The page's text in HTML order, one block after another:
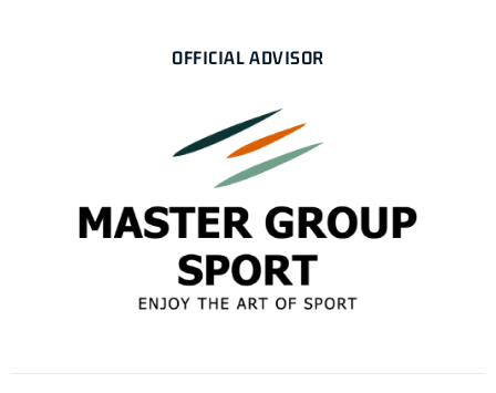
OFFICIAL ADVISOR